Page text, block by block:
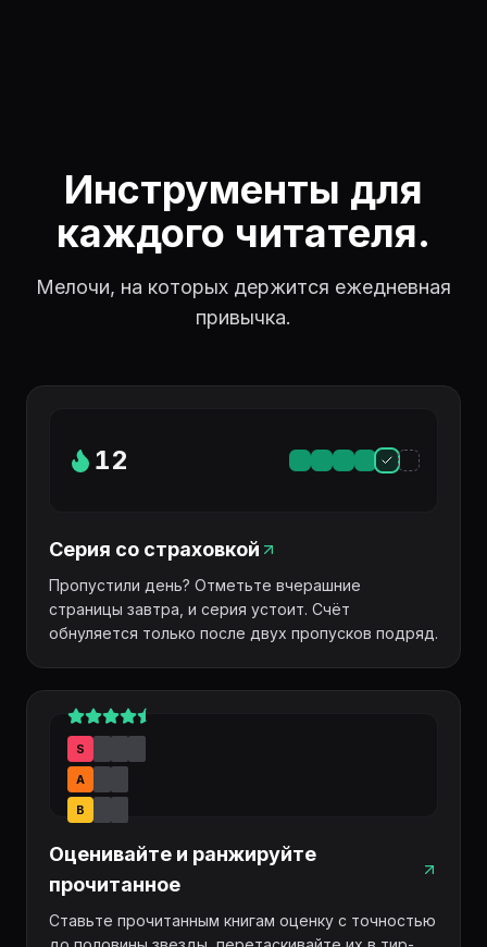
Инструменты для
каждого читателя.
Мелочи, на которых держится ежедневная
привычка.
12
Серия со страховкой
Пропустили день? Отметьте вчерашние
страницы завтра, и серия устоит. Счёт
обнуляется только после двух пропусков подряд.
S
A
B
Оценивайте и ранжируйте
прочитанное
Ставьте прочитанным книгам оценку с точностью